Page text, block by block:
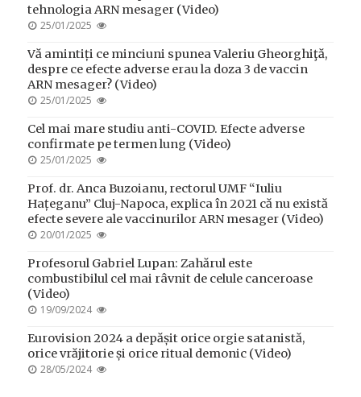
tehnologia ARN mesager (Video)
POSTED
25/01/2025
Vă amintiți ce minciuni spunea Valeriu Gheorghiţă,
despre ce efecte adverse erau la doza 3 de vaccin
ARN mesager? (Video)
POSTED
25/01/2025
Cel mai mare studiu anti-COVID. Efecte adverse
confirmate pe termen lung (Video)
POSTED
25/01/2025
Prof. dr. Anca Buzoianu, rectorul UMF “Iuliu
Hațeganu” Cluj-Napoca, explica în 2021 că nu există
efecte severe ale vaccinurilor ARN mesager (Video)
POSTED
20/01/2025
Profesorul Gabriel Lupan: Zahărul este
combustibilul cel mai râvnit de celule canceroase
(Video)
POSTED
19/09/2024
Eurovision 2024 a depășit orice orgie satanistă,
orice vrăjitorie și orice ritual demonic (Video)
POSTED
28/05/2024